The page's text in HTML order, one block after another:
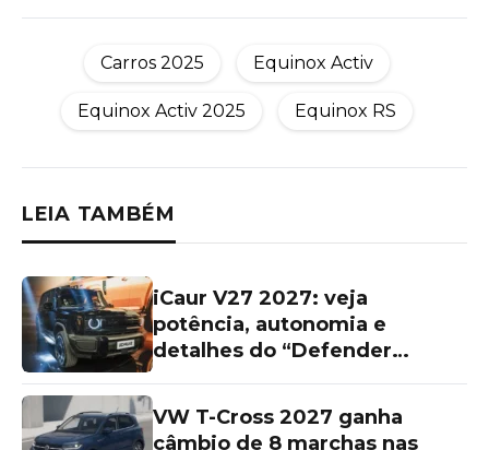
Carros 2025 Equinox Activ
Equinox Activ 2025 Equinox RS
LEIA TAMBÉM
iCaur V27 2027: veja
potência, autonomia e
detalhes do “Defender
VW T-Cross 2027 ganha
câmbio de 8 marchas nas